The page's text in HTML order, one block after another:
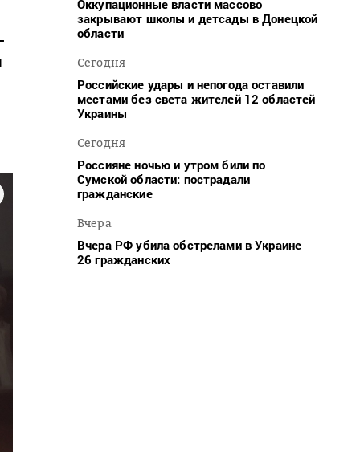
Оккупационные власти массово
закрывают школы и детсады в Донецкой
области
Сегодня
Российские удары и непогода оставили
местами без света жителей 12 областей
Украины
Сегодня
Россияне ночью и утром били по
Сумской области: пострадали
гражданские
Вчера
Вчера РФ убила обстрелами в Украине
26 гражданских